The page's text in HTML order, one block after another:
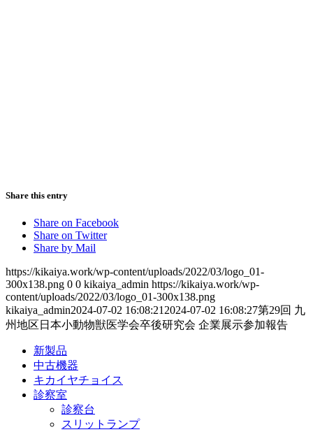
Share this entry
Share on Facebook
Share on Twitter
Share by Mail
https://kikaiya.work/wp-content/uploads/2022/03/logo_01-
300x138.png 0 0 kikaiya_admin https://kikaiya.work/wp-
content/uploads/2022/03/logo_01-300x138.png
kikaiya_admin2024-07-02 16:08:21 2024-07-02 16:08:27第29回 九
州地区日本小動物獣医学会卒後研究会 企業展示参加報告
新製品
中古機器
キカイヤチョイス
診察室
診察台
スリットランプ